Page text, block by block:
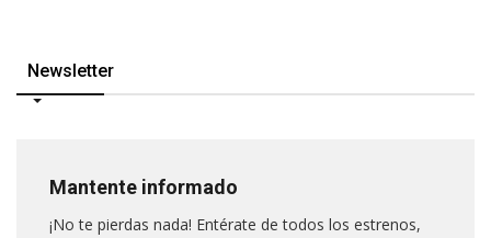
Newsletter
Mantente informado
¡No te pierdas nada! Entérate de todos los estrenos,